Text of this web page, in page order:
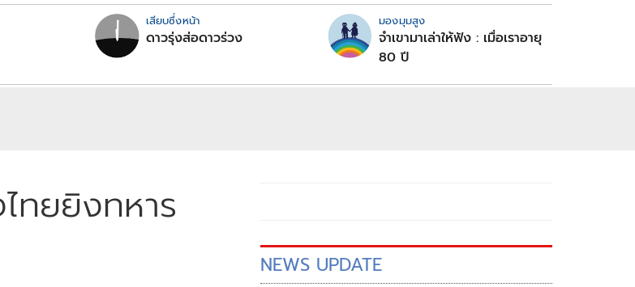
เสียบซึ่งหน้า
ดาวรุ่งส่อดาวร่วง
มองมุมสูง
จำเขามาเล่าให้ฟัง : เมื่อเราอายุ
80 ปี
ทยยิงทหาร
NEWS UPDATE